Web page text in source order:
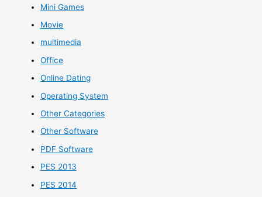
Mini Games
Movie
multimedia
Office
Online Dating
Operating System
Other Categories
Other Software
PDF Software
PES 2013
PES 2014